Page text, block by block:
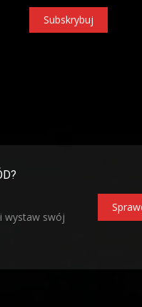
Subskrybuj
wystaw swój